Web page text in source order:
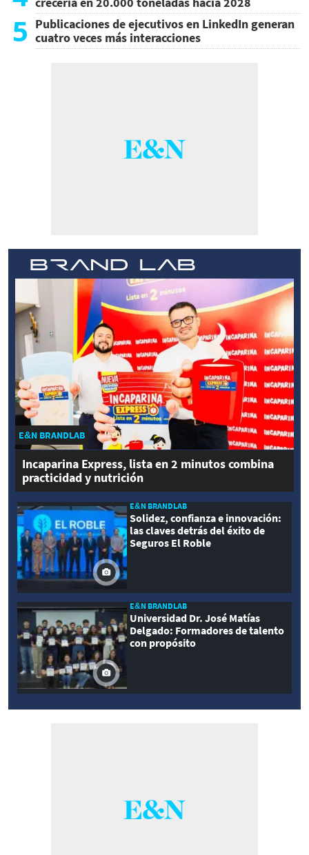
5 Publicaciones de ejecutivos en LinkedIn generan
cuatro veces más interacciones
E&N BRANDLAB
Incaparina Express, lista en 2 minutos combina
practicidad y nutrición
E&N BRANDLAB
Solidez, confianza e innovación:
las claves detrás del éxito de
Seguros El Roble
E&N BRANDLAB
Universidad Dr. José Matías
Delgado: Formadores de talento
con propósito